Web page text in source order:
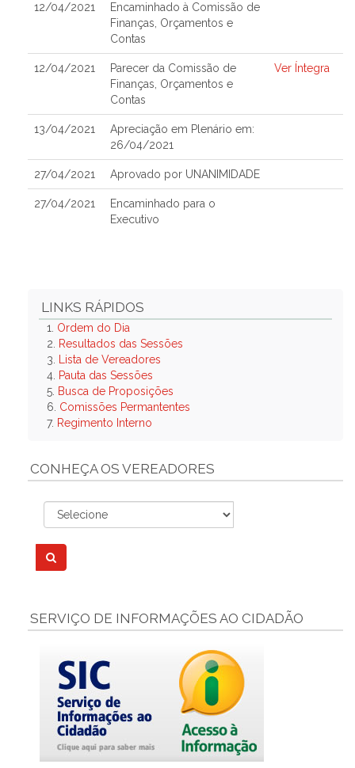
12/04/2021
Encaminhado à Comissão de
Finanças, Orçamentos e
Contas
12/04/2021
Parecer da Comissão de
Finanças, Orçamentos e
Contas
Ver Íntegra
13/04/2021
Apreciação em Plenário em:
26/04/2021
27/04/2021 Aprovado por UNANIMIDADE
27/04/2021
Encaminhado para o
Executivo
LINKS RÁPIDOS
1. Ordem do Dia
2.
Resultados das Sessões
3.
Lista de Vereadores
4. Pauta das Sessões
5. Busca de Proposições
6. Comissões Permantentes
7. Regimento Interno
CONHEÇA OS VEREADORES
SERVIÇO DE INFORMAÇÕES AO CIDADÃO